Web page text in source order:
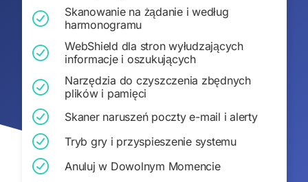
Skanowanie na żądanie i według
harmonogramu
WebShield dla stron wyłudzających
informacje i oszukujących
Narzędzia do czyszczenia zbędnych
plików i pamięci
Skaner naruszeń poczty e-mail i alerty
Tryb gry i przyspieszenie systemu
Anuluj w Dowolnym Momencie